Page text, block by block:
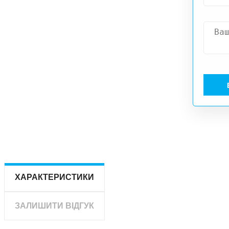
ХАРАКТЕРИСТИКИ
ЗАЛИШИТИ ВІДГУК